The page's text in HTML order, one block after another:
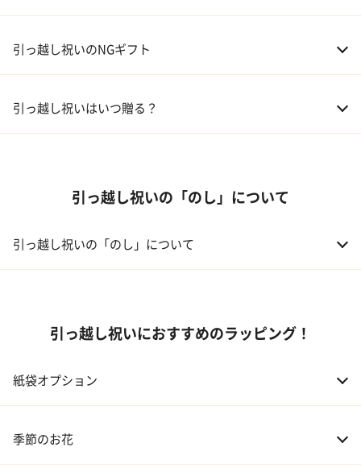
05 ギフトカタログ
02 友人、同僚 5,000～10,000円
引っ越し祝いのNGギフト
引っ越し祝いはいつ贈る？
引っ越し祝いの「のし」について
引っ越し祝いの「のし」について
引っ越し祝いにおすすめのラッピング！
紙袋オプション
季節のお花